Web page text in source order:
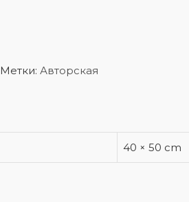
Метки: Авторская
40 × 50 cm